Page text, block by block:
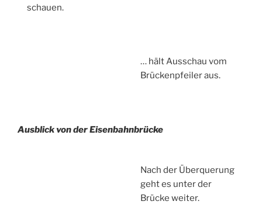
schauen.
… hält Ausschau vom
Brückenpfeiler aus.
Ausblick von der Eisenbahnbrücke
Nach der Überquerung
geht es unter der
Brücke weiter.